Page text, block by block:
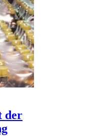
der